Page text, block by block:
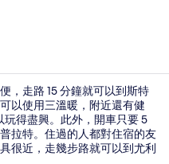
，走路 15 分鐘就可以到斯特
以使用三溫暖，附近還有健
得盡興。此外，開車只要 5
拉特。住過的人都對住宿的友
很近，走幾步路就可以到尤利